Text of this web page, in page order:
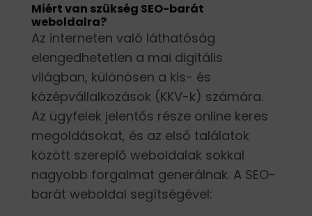
Miért van szükség SEO-barát
weboldalra?
Az interneten való láthatóság
elengedhetetlen a mai digitális
világban, különösen a kis- és
középvállalkozások (KKV-k) számára.
Az ügyfelek jelentős része online keres
megoldásokat, és az első találatok
között szereplő weboldalak sokkal
nagyobb forgalmat generálnak. A SEO-
barát weboldal segítségével: